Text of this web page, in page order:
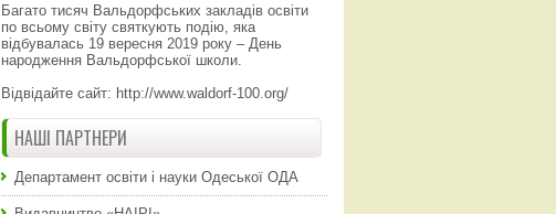
Багато тисяч Вальдорфських закладів освіти
по всьому світу святкують подію, яка
відбувалась 19 вересня 2019 року – День
народження Вальдорфської школи.
Відвідайте сайт: http://www.waldorf-100.org/
НАШІ ПАРТНЕРИ
Департамент освіти і науки Одеської ОДА